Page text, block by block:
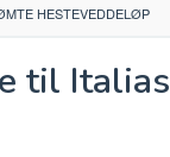
HESTEVEDDELØP
til Italias